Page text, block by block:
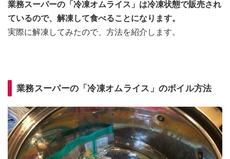
業務スーパーの「冷凍オムライス」は冷凍状態で販売され
ているので、解凍して食べることになります。
実際に解凍してみたので、方法を紹介します。
業務スーパーの「冷凍オムライス」のボイル方法